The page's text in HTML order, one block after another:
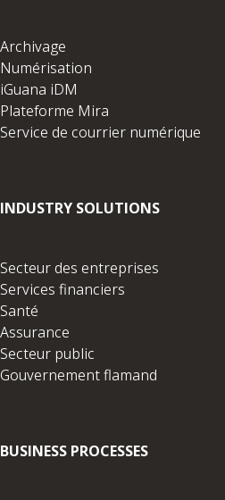
Archivage
Numérisation
iGuana iDM
Plateforme Mira
Service de courrier numérique
INDUSTRY SOLUTIONS
Secteur des entreprises
Services financiers
Santé
Assurance
Secteur public
Gouvernement flamand
BUSINESS PROCESSES